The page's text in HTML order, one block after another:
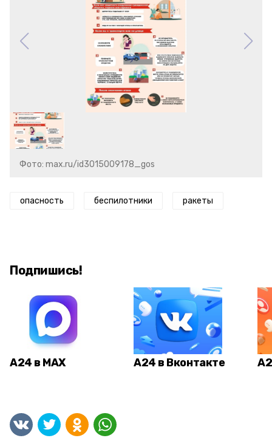
Фото: max.ru/id3015009178_gos
опасность беспилотники ракеты
Подпишись!
А24 в MAX А24 в Вконтакте